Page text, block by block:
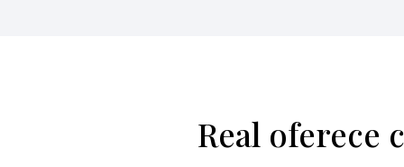
Real oferece